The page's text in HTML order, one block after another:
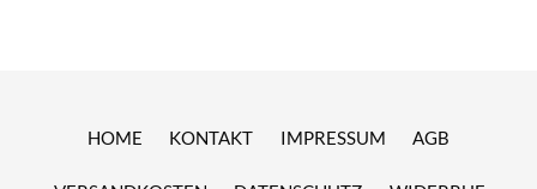
HOME KONTAKT IMPRESSUM AGB